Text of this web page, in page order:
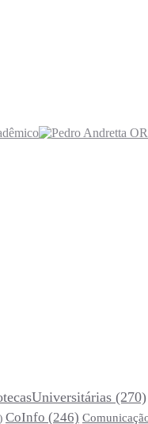
(270)
CoInfo (246)